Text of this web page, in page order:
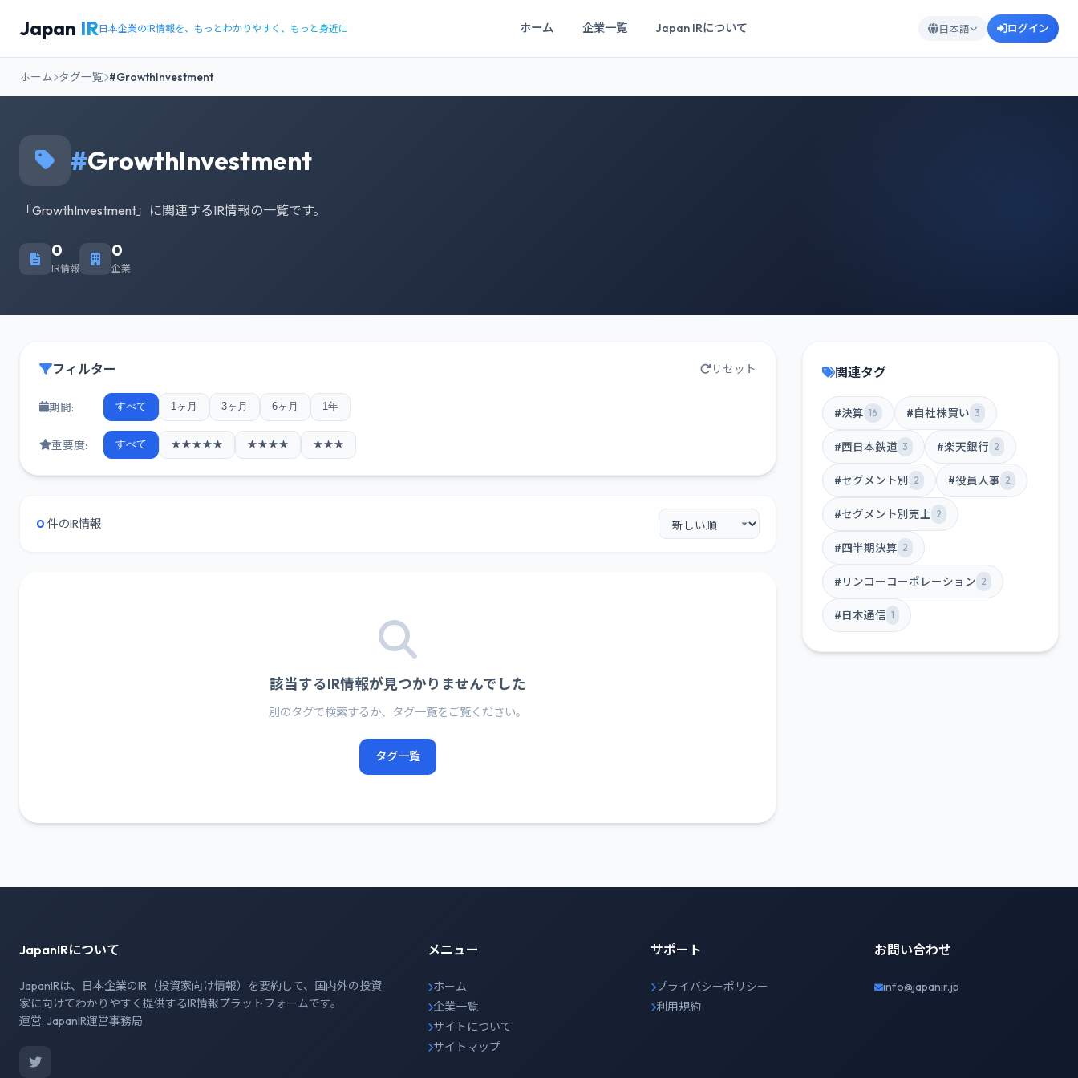
Japan IR日本企業のIR情報を、もっとわかりやすく、もっと身近に ホーム 企業一覧 Japan IRについて 日本語 ログイン
ホーム タグ一覧 #GrowthInvestment
#GrowthInvestment
「GrowthInvestment」に関連するIR情報の一覧です。
0
IR情報
0
企業
フィルター リセット
期間: すべて 1ヶ月 3ヶ月 6ヶ月 1年
重要度: すべて ★★★★★ ★★★★ ★★★
0 件のIR情報
該当するIR情報が見つかりませんでした
別のタグで検索するか、タグ一覧をご覧ください。
タグ一覧
関連タグ
#決算 16 #自社株買い 3
#西日本鉄道 3 #楽天銀行 2
#セグメント別 2 #役員人事 2
#セグメント別売上 2
#四半期決算 2
#リンコーコーポレーション 2
#日本通信 1
JapanIRについて
JapanIRは、日本企業のIR（投資家向け情報）を要約して、国内外の投資
家に向けてわかりやすく提供するIR情報プラットフォームです。
運営: JapanIR運営事務局
メニュー
ホーム
企業一覧
サイトについて
サイトマップ
サポート
プライバシーポリシー
利用規約
お問い合わせ
info@japanir.jp